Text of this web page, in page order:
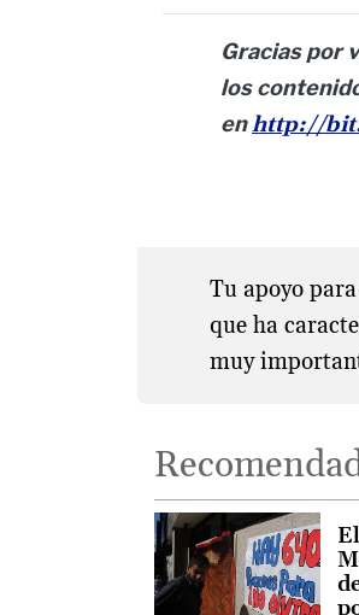
Gracias por
los
enhttp://
Tu apoyo
que ha
muy